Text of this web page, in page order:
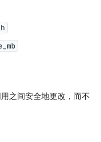
之间安全地更改，而不